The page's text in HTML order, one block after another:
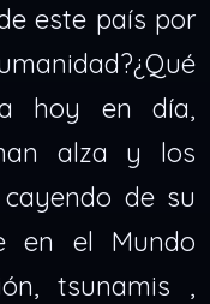
este país por
hoy en día,
alza y los
de su
en el Mundo
tsunamis ,